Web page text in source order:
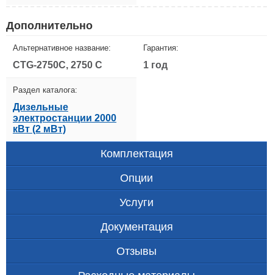
Дополнительно
Альтернативное название:
CTG-2750C, 2750 C
Гарантия:
1 год
Раздел каталога:
Дизельные
электростанции 2000
кВт (2 мВт)
Комплектация
Опции
Услуги
Документация
Отзывы